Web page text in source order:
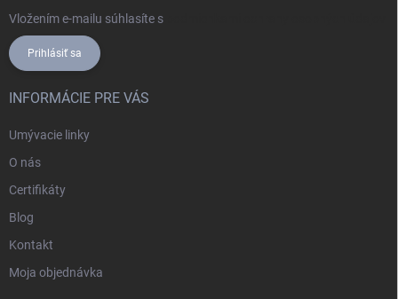
Vložením e-mailu súhlasíte s
Prihlásiť sa
INFORMÁCIE PRE VÁS
Umývacie linky
O nás
Certifikáty
Blog
Kontakt
Moja objednávka